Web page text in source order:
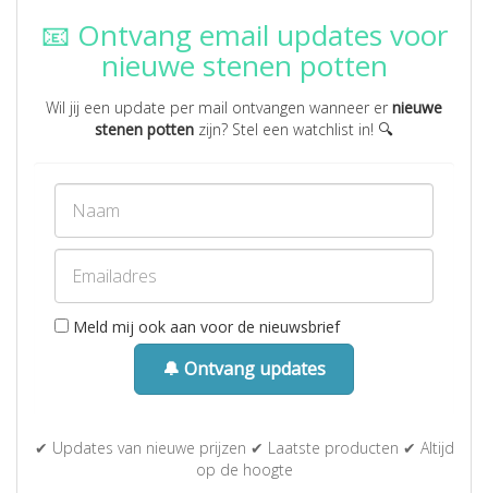
📧 Ontvang email updates voor
nieuwe stenen potten
Wil jij een update per mail ontvangen wanneer er nieuwe
stenen potten zijn? Stel een watchlist in! 🔍
Meld mij ook aan voor de nieuwsbrief
🔔 Ontvang updates
✔ Updates van nieuwe prijzen ✔ Laatste producten ✔ Altijd
op de hoogte